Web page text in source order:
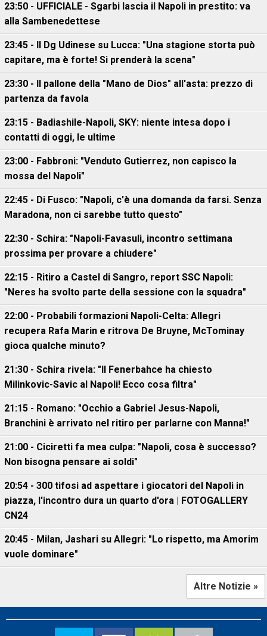
23:50 - UFFICIALE - Sgarbi lascia il Napoli in prestito: va
alla Sambenedettese
23:45 - Il Dg Udinese su Lucca: "Una stagione storta può
capitare, ma è forte! Si prenderà la scena"
23:30 - Il pallone della "Mano de Dios" all'asta: prezzo di
partenza da favola
23:15 - Badiashile-Napoli, SKY: niente intesa dopo i
contatti di oggi, le ultime
23:00 - Fabbroni: "Venduto Gutierrez, non capisco la
mossa del Napoli"
22:45 - Di Fusco: "Napoli, c'è una domanda da farsi. Senza
Maradona, non ci sarebbe tutto questo"
22:30 - Schira: "Napoli-Favasuli, incontro settimana
prossima per provare a chiudere"
22:15 - Ritiro a Castel di Sangro, report SSC Napoli:
"Neres ha svolto parte della sessione con la squadra"
22:00 - Probabili formazioni Napoli-Celta: Allegri
recupera Rafa Marin e ritrova De Bruyne, McTominay
gioca qualche minuto?
21:30 - Schira rivela: "Il Fenerbahce ha chiesto
Milinkovic-Savic al Napoli! Ecco cosa filtra"
21:15 - Romano: "Occhio a Gabriel Jesus-Napoli,
Branchini è arrivato nel ritiro per parlarne con Manna!"
21:00 - Ciciretti fa mea culpa: "Napoli, cosa è successo?
Non bisogna pensare ai soldi"
20:54 - 300 tifosi ad aspettare i giocatori del Napoli in
piazza, l'incontro dura un quarto d'ora | FOTOGALLERY
CN24
20:45 - Milan, Jashari su Allegri: "Lo rispetto, ma Amorim
vuole dominare"
Altre Notizie »